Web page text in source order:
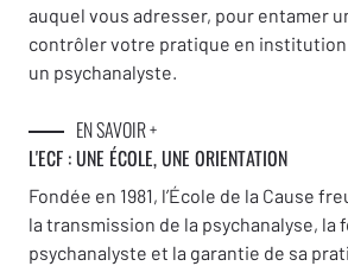
auquel vous adresser, pour entamer
contrôler votre pratique en institution
un psychanalyste.
EN SAVOIR +
L'ECF : UNE ÉCOLE, UNE ORIENTATION
Fondée en 1981, l’École de la Cause
la transmission de la psychanalyse, la
psychanalyste et la garantie de sa